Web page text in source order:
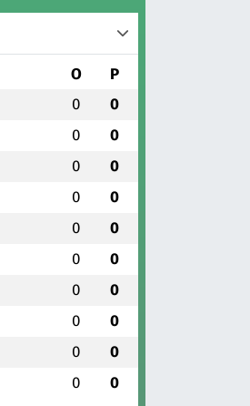
O P
0 0
0 0
0 0
0 0
0 0
0 0
0 0
0 0
0 0
0 0